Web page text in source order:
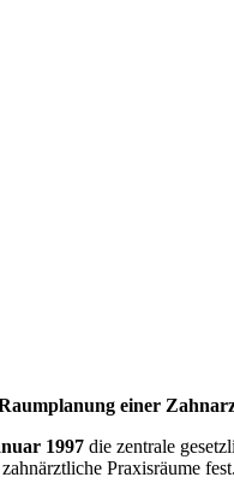
einer
1997 die zentrale
Praxisräume